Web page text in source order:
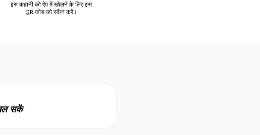
इस कहानी को ऐप में खोलने के लिए इस
QR कोड को स्कैन करें।
सकें